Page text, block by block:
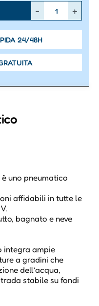
24/48H
uno pneumatico
affidabili in tutte le
bagnato e neve
integra ampie
a gradini che
dell’acqua,
stabile su fondi